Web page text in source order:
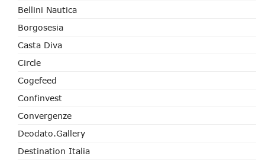
Bellini Nautica
Borgosesia
Casta Diva
Circle
Cogefeed
Confinvest
Convergenze
Deodato.Gallery
Destination Italia